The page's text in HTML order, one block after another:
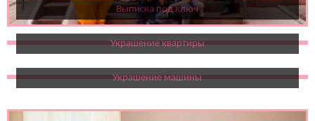
Выписка под ключ
Украшение квартиры
Украшение машины